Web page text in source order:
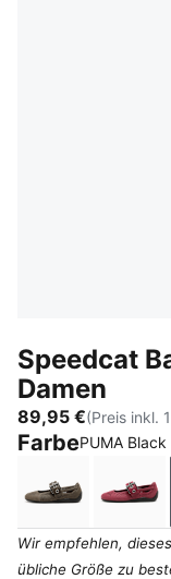
Speedcat
Damen
89,95 €(Preis inkl.
FarbePUMA Black
Matte Bronze-
Wir empfehlen,
übliche Größe zu